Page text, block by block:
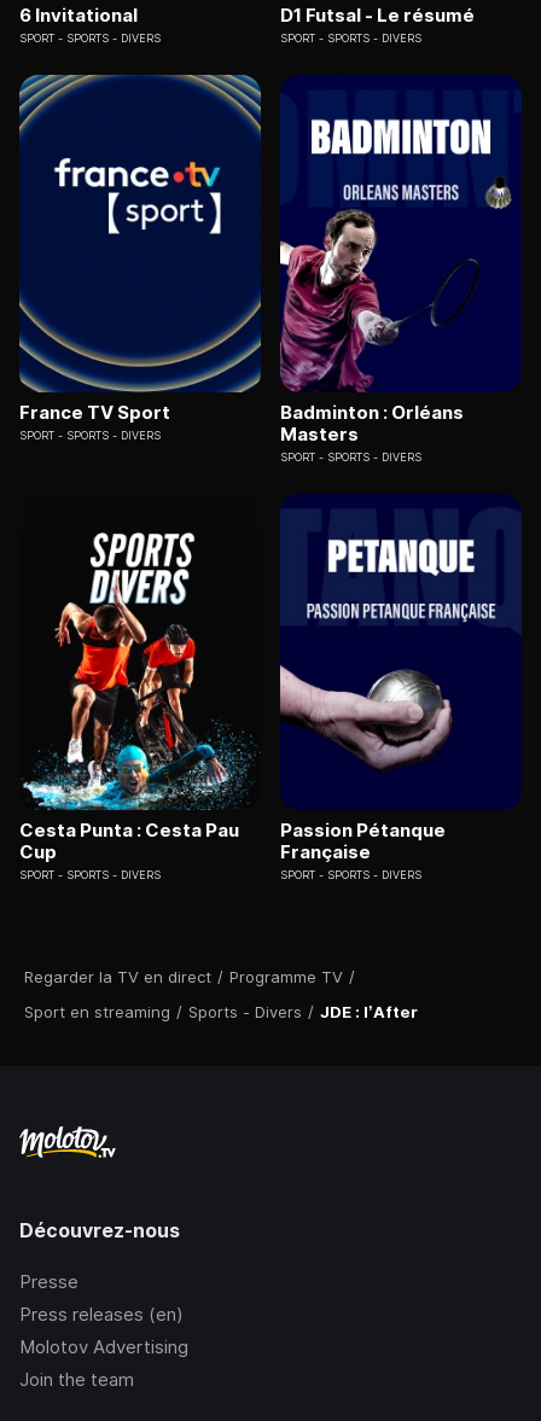
Regarder la TV en direct / Programme TV /
Sport en streaming / Sports - Divers / JDE : l’After
6 Invitational
SPORT SPORTS - DIVERS
D1 Futsal - Le résumé
SPORT SPORTS - DIVERS
France TV Sport
SPORT SPORTS - DIVERS
Badminton : Orléans
Masters
SPORT SPORTS - DIVERS
Cesta Punta : Cesta Pau
Cup
SPORT SPORTS - DIVERS
Passion Pétanque
Française
SPORT SPORTS - DIVERS
Découvrez-nous
Presse
Press releases (en)
Molotov Advertising
Join the team